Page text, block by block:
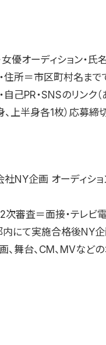
優オーディション・氏
住所＝市区町村名まで
己PR・SNSのリンク（
、上半身各1枚）応募
NY企画 オーディショ
次審査＝面接・テレビ
内にて実施合格後NY
、舞台、CM、MVなど